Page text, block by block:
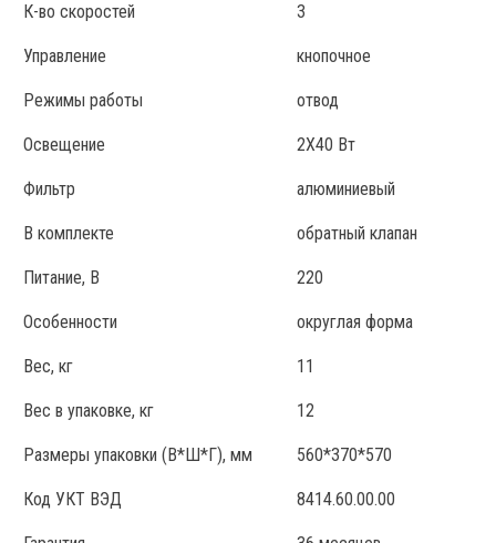
К-во скоростей 3
Управление кнопочное
Режимы работы отвод
Освещение 2Х40 Вт
Фильтр алюминиевый
В комплекте обратный клапан
Питание, В 220
Особенности округлая форма
Вес, кг 11
Вес в упаковке, кг 12
Размеры упаковки (В*Ш*Г), мм 560*370*570
Код УКТ ВЭД 8414.60.00.00